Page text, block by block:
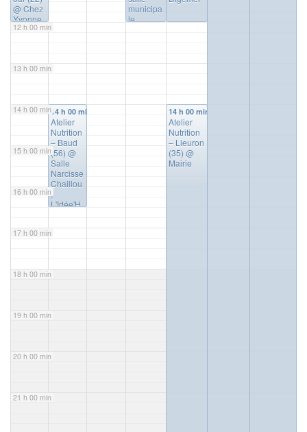
12 h 00 min
13 h 00 min
14 h 00 min
15 h 00 min
16 h 00 min
17 h 00 min
18 h 00 min
19 h 00 min
20 h 00 min
21 h 00 min
@ Chez
Yvonne
14 h 00 min
Atelier
Nutrition
– Baud
(56) @
Salle
Narcisse
Chaillou
,
L'Idée'H
municipa
le
14 h 00 min
Atelier
Nutrition
– Lieuron
(35) @
Mairie